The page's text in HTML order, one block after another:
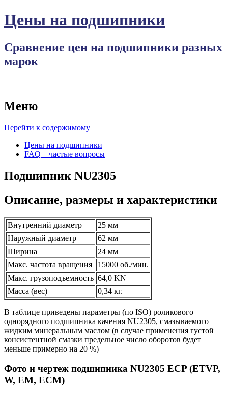
Цены на подшипники
Сравнение цен на подшипники разных
марок
Меню
Перейти к содержимому
Цены на подшипники
FAQ – частые вопросы
Подшипник NU2305
Описание, размеры и характеристики
Внутренний диаметр
25 мм
Наружный диаметр
62 мм
Ширина
24 мм
Макс. частота вращения
15000 об./мин.
Макс. грузоподъемность 64,0 KN
Масса (вес)
0,34 кг.
В таблице приведены параметры (по ISO) роликового
однорядного подшипника качения NU2305, смазываемого
жидким минеральным маслом (в случае применения густой
консистентной смазки предельное число оборотов будет
меньше примерно на 20 %)
Фото и чертеж подшипника NU2305 ECP (ETVP,
W, EM, ECM)